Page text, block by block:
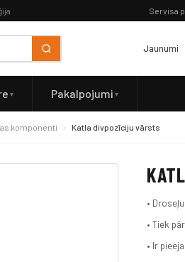
Servisa
Jaunumi
Pakalpojumi
komponenti Katla divpozīciju vārsts
•
• Tiek
• Ir